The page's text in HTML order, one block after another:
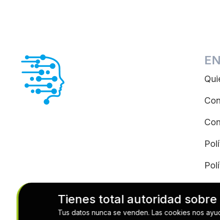
Tienes total autoridad
Tus datos nunca se venden. Las cookies nos